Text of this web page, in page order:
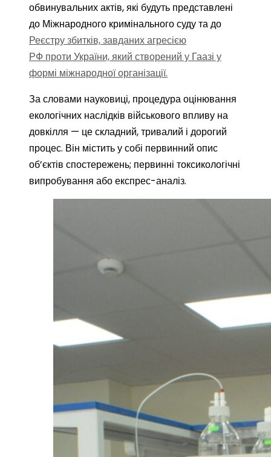
обвинувальних актів, які будуть представлені
до Міжнародного кримінального суду та до
Реєстру збитків, завданих агресією
РФ проти України, який створений у Гаазі у
формі міжнародної організації.
За словами науковиці, процедура оцінювання
екологічних наслідків військового впливу на
довкілля — це складний, тривалий і дорогий
процес. Він містить у собі первинний опис
об’єктів спостережень; первинні токсикологічні
випробування або експрес-аналіз.